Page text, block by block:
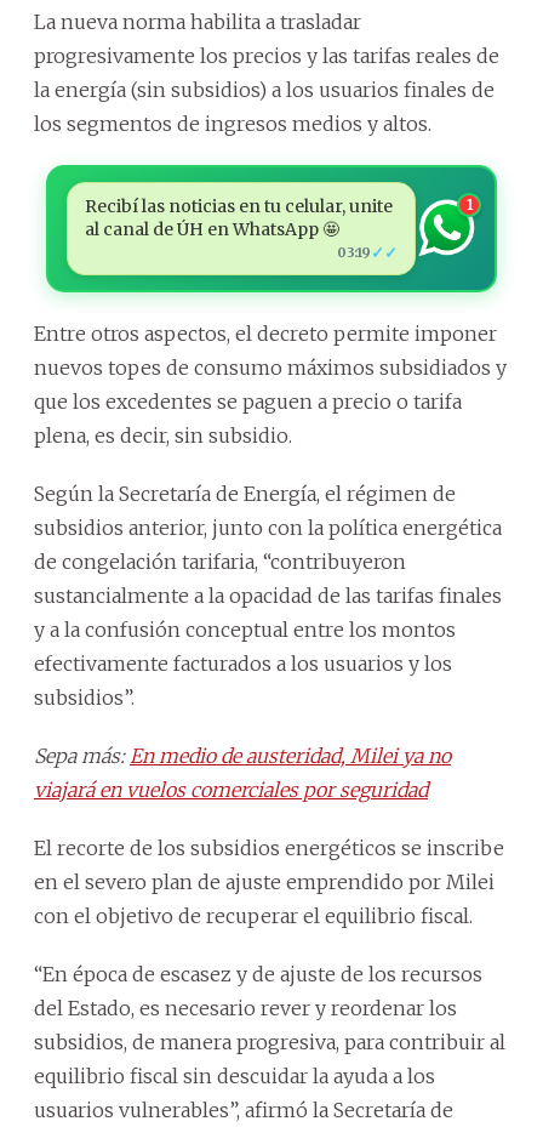
La nueva norma habilita a trasladar
progresivamente los precios y las tarifas reales de
la energía (sin subsidios) a los usuarios finales de
los segmentos de ingresos medios y altos.
Recibí las noticias en tu celular, unite
al canal de ÚH en WhatsApp 🤩
03:19 ✓✓
1
Entre otros aspectos, el decreto permite imponer
nuevos topes de consumo máximos subsidiados y
que los excedentes se paguen a precio o tarifa
plena, es decir, sin subsidio.
Según la Secretaría de Energía, el régimen de
subsidios anterior, junto con la política energética
de congelación tarifaria, “contribuyeron
sustancialmente a la opacidad de las tarifas finales
y a la confusión conceptual entre los montos
efectivamente facturados a los usuarios y los
subsidios”.
Sepa más: En medio de austeridad, Milei ya no
viajará en vuelos comerciales por seguridad
El recorte de los subsidios energéticos se inscribe
en el severo plan de ajuste emprendido por Milei
con el objetivo de recuperar el equilibrio fiscal.
“En época de escasez y de ajuste de los recursos
del Estado, es necesario rever y reordenar los
subsidios, de manera progresiva, para contribuir al
equilibrio fiscal sin descuidar la ayuda a los
usuarios vulnerables”, afirmó la Secretaría de